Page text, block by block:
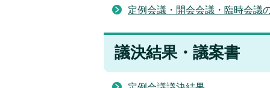
定例会議・開会会議・臨時会議
議決結果・議案書